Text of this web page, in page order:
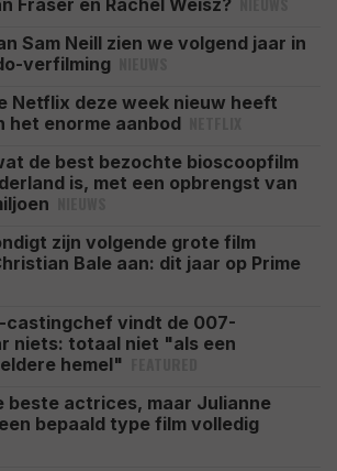
Fraser en Rachel Weisz?
Sam Neill zien we volgend jaar in
verfilming
Netflix deze week nieuw heeft
het enorme aanbod
de best bezochte bioscoopfilm
is, met een opbrengst van
zijn volgende grote film
Bale aan: dit jaar op Prime
castingchef vindt de 007-
niets: totaal niet "als een
hemel"
beste actrices, maar Julianne
bepaald type film volledig